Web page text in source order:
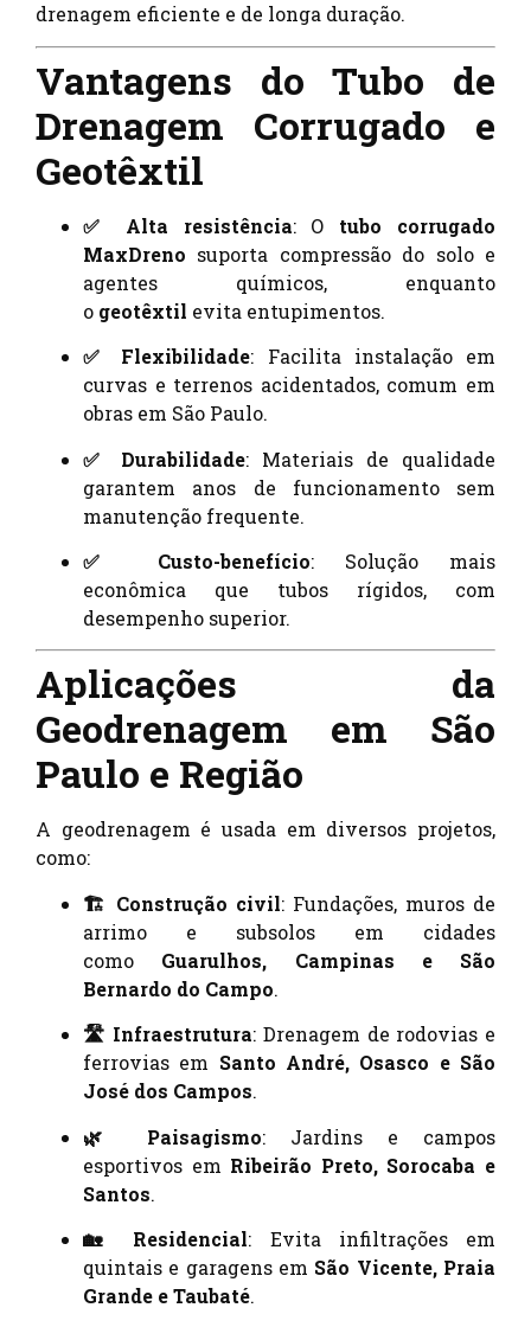
drenagem eficiente e de longa duração.
Vantagens do Tubo de
Drenagem Corrugado e
Geotêxtil
✅ Alta resistência: O tubo corrugado
MaxDreno suporta compressão do solo e
agentes químicos, enquanto
o geotêxtil evita entupimentos.
✅ Flexibilidade: Facilita instalação em
curvas e terrenos acidentados, comum em
obras em São Paulo.
✅ Durabilidade: Materiais de qualidade
garantem anos de funcionamento sem
manutenção frequente.
✅ Custo-benefício: Solução mais
econômica que tubos rígidos, com
desempenho superior.
Aplicações da
Geodrenagem em São
Paulo e Região
A geodrenagem é usada em diversos projetos,
como:
🏗️ Construção civil: Fundações, muros de
arrimo e subsolos em cidades
como Guarulhos, Campinas e São
Bernardo do Campo.
🛣️ Infraestrutura: Drenagem de rodovias e
ferrovias em Santo André, Osasco e São
José dos Campos.
🌿 Paisagismo: Jardins e campos
esportivos em Ribeirão Preto, Sorocaba e
Santos.
🏡 Residencial: Evita infiltrações em
quintais e garagens em São Vicente, Praia
Grande e Taubaté.